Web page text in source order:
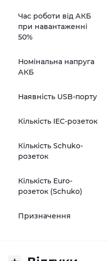
Час роботи від АКБ
при навантаженні
50%
Номінальна напруга
АКБ
Наявність USB-порту
Кількість IEC-розеток
Кількість Schuko-
розеток
Кількість Euro-
розеток (Schuko)
Призначення